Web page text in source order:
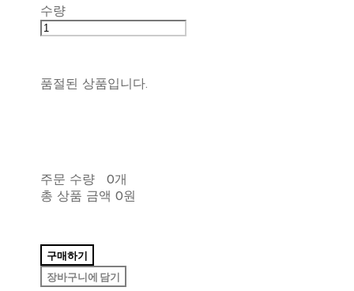
수량
품절된 상품입니다.
주문 수량
0개
총 상품 금액 0원
구매하기
장바구니에 담기